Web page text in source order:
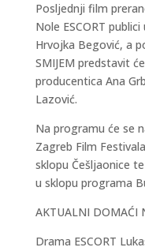
Posljednji film
Nole ESCORT
Hrvojka Begović, a
SMIJEM predstavit
producentica Ana
Lazović.
Na programu će se
Zagreb Film
sklopu Češljaonice
u sklopu programa
AKTUALNI DOMAĆI
Drama ESCORT